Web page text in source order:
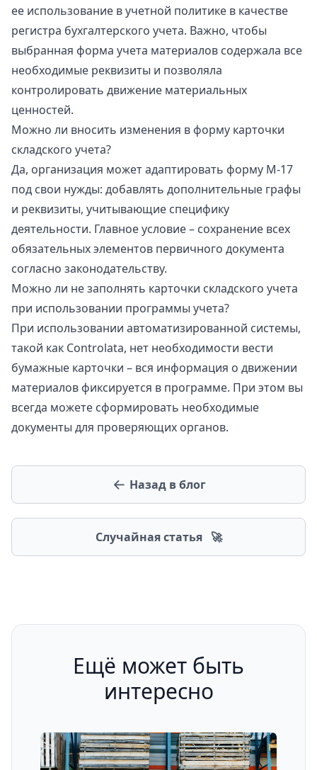
ее использование в учетной политике в качестве
регистра бухгалтерского учета. Важно, чтобы
выбранная форма учета материалов содержала все
необходимые реквизиты и позволяла
контролировать движение материальных
ценностей.
Можно ли вносить изменения в форму карточки
складского учета?
Да, организация может адаптировать форму М-17
под свои нужды: добавлять дополнительные графы
и реквизиты, учитывающие специфику
деятельности. Главное условие – сохранение всех
обязательных элементов первичного документа
согласно законодательству.
Можно ли не заполнять карточки складского учета
при использовании программы учета?
При использовании автоматизированной системы,
такой как Controlata, нет необходимости вести
бумажные карточки – вся информация о движении
материалов фиксируется в программе. При этом вы
всегда можете сформировать необходимые
документы для проверяющих органов.
Назад в блог
Случайная статья 🚀
Ещё может быть
интересно